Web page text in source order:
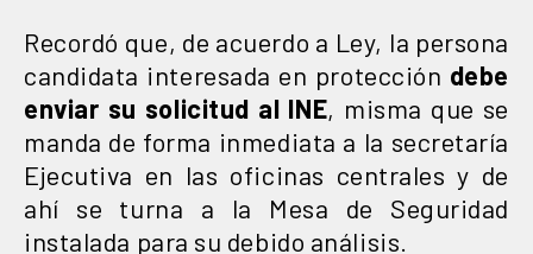
Recordó que, de acuerdo a Ley, la persona
candidata interesada en protección debe
enviar su solicitud al INE, misma que se
manda de forma inmediata a la secretaría
Ejecutiva en las oficinas centrales y de
ahí se turna a la Mesa de Seguridad
instalada para su debido análisis.